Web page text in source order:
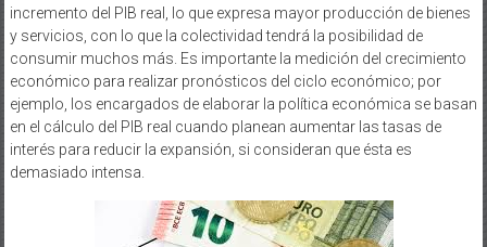
incremento del PIB real, lo que expresa mayor producción de bienes
y servicios, con lo que la colectividad tendrá la posibilidad de
consumir muchos más. Es importante la medición del crecimiento
económico para realizar pronósticos del ciclo económico; por
ejemplo, los encargados de elaborar la política económica se basan
en el cálculo del PIB real cuando planean aumentar las tasas de
interés para reducir la expansión, si consideran que ésta es
demasiado intensa.